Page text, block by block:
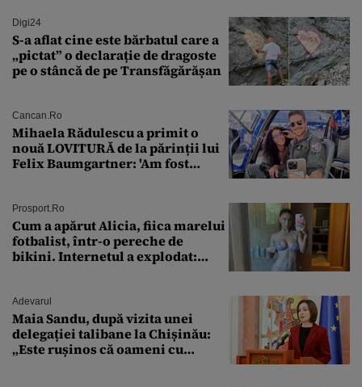
Digi24
S-a aflat cine este bărbatul care a
„pictat” o declarație de dragoste
pe o stâncă de pe Transfăgărășan
Cancan.ro
Mihaela Rădulescu a primit o
nouă LOVITURĂ de la părinții lui
Felix Baumgartner: 'Am fost
Prosport.ro
Cum a apărut Alicia, fiica marelui
fotbalist, într-o pereche de
bikini. Internetul a explodat:
Adevarul
Maia Sandu, după vizita unei
delegației talibane la Chișinău:
„Este rușinos că oameni cu